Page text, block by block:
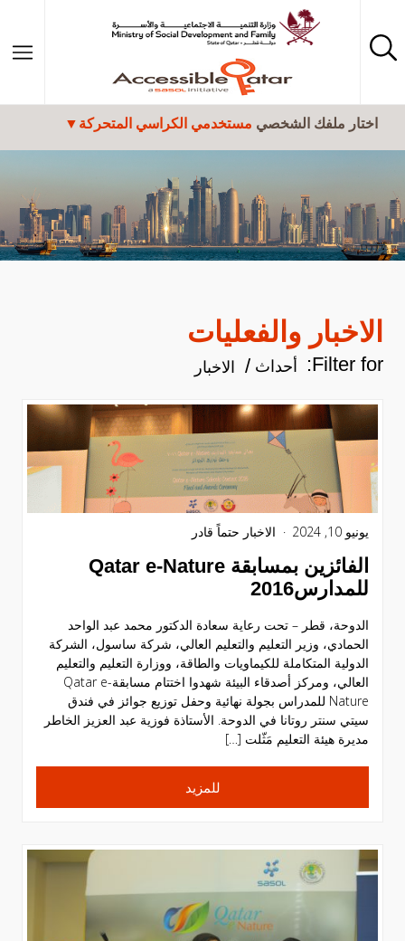
تجاوز إلى المحتوى الرئيسي
اختار ملفك الشخصي مستخدمي الكراسي المتحركة
الاخبار والفعليات
Filter for: أحداث الاخبار
يونيو 10, 2024 الاخبار حتماً قادر
الفائزين بمسابقة Qatar e-Nature
للمدارس2016
الدوحة، قطر – تحت رعاية سعادة الدكتور محمد عبد الواحد
الحمادي، وزير التعليم والتعليم العالي، شركة ساسول، الشركة
الدولية المتكاملة للكيماويات والطاقة، ووزارة التعليم والتعليم
العالي، ومركز أصدقاء البيئة شهدوا اختتام مسابقةQatar e-
Nature للمدراس بجولة نهائية وحفل توزيع جوائز في فندق
سيتي سنتر روتانا في الدوحة. الأستاذة فوزية عبد العزيز الخاطر
مديرة هيئة التعليم مَثّلت […]
للمزيد